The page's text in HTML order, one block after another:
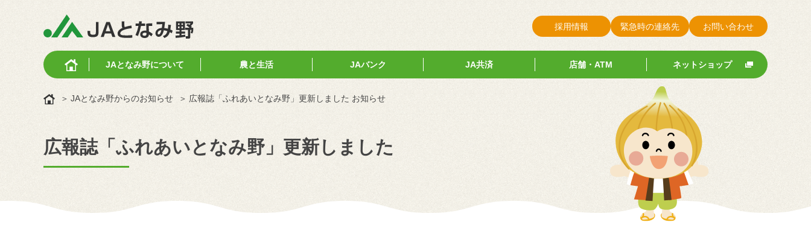
採用情報 緊急時の連絡先 お問い合わせ
JAとなみ野について 農と生活 JAバンク JA共済 店舗・ATM ネットショップ
JAとなみ野からのお知らせ 広報誌「ふれあいとなみ野」更新しました お知らせ
広報誌「ふれあいとなみ野」更新しました